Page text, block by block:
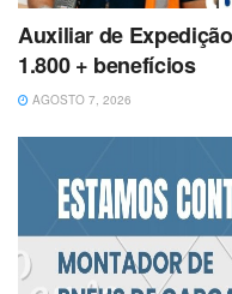
Auxiliar de
1.800 + benefícios
AGOSTO 7, 2026